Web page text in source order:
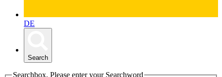
DE
Search
Searchbox. Please enter your Searchword